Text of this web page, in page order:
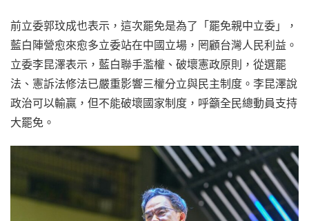
前立委郭玟成也表示，這次罷免是為了「罷免親中立委」，
藍白陣營愈來愈多立委站在中國立場，罔顧台灣人民利益。
立委李昆澤表示，藍白聯手濫權、破壞憲政原則，從選罷
法、憲訴法修法已嚴重影響三權分立與民主制度。李昆澤說
政治可以輸贏，但不能破壞國家制度，呼籲全民總動員支持
大罷免。